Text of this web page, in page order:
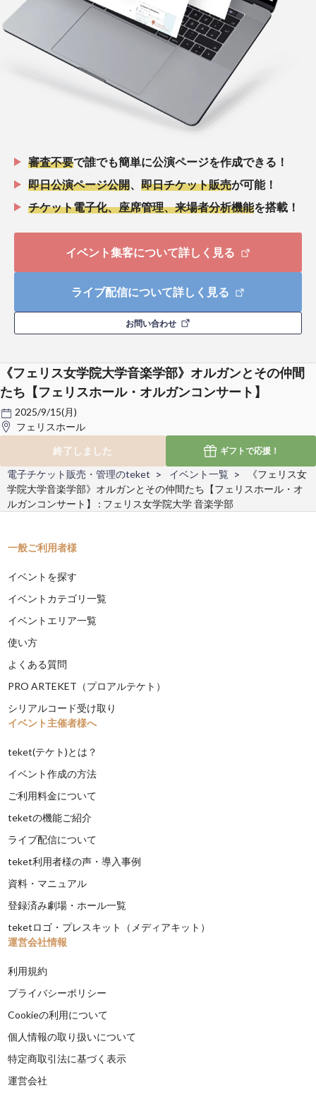
審査不要で誰でも簡単に公演ページを作成できる！
即日公演ページ公開、 即日チケット販売が可能！
チケット電子化、座席管理、来場者分析機能を搭載！
イベント集客について詳しく見る
ライブ配信について詳しく見る
お問い合わせ
《フェリス女学院大学音楽学部》オルガンとその仲間
たち【フェリスホール・オルガンコンサート】
2025/9/15(月)
フェリスホール
終了しました
ギフトで応援！
電子チケット販売・管理のteket イベント一覧
《フェリス女
学院大学音楽学部》オルガンとその仲間たち【フェリスホール・オ
ルガンコンサート】 : フェリス女学院大学 音楽学部
一般ご利用者様
イベントを探す
イベントカテゴリ一覧
イベントエリア一覧
使い方
よくある質問
PRO ARTEKET（プロアルテケト）
シリアルコード受け取り
イベント主催者様へ
teket(テケト)とは？
イベント作成の方法
ご利用料金について
teketの機能ご紹介
ライブ配信について
teket利用者様の声・導入事例
資料・マニュアル
登録済み劇場・ホール一覧
teketロゴ・プレスキット（メディアキット）
運営会社情報
利用規約
プライバシーポリシー
Cookieの利用について
個人情報の取り扱いについて
特定商取引法に基づく表示
運営会社